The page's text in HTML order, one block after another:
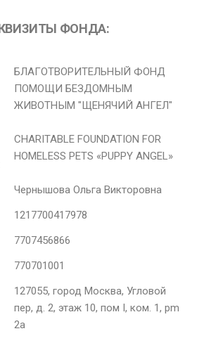
ФОНДА:
БЛАГОТВОРИТЕЛЬНЫЙ ФОНД
ПОМОЩИ БЕЗДОМНЫМ
ЖИВОТНЫМ "ЩЕНЯЧИЙ АНГЕЛ"
CHARITABLE FOUNDATION FOR
HOMELESS PETS «PUPPY ANGEL»
Чернышова Ольга Викторовна
1217700417978
7707456866
770701001
127055, город Москва, Угловой
пер, д. 2, этаж 10, пом I, ком. 1, pm
2а